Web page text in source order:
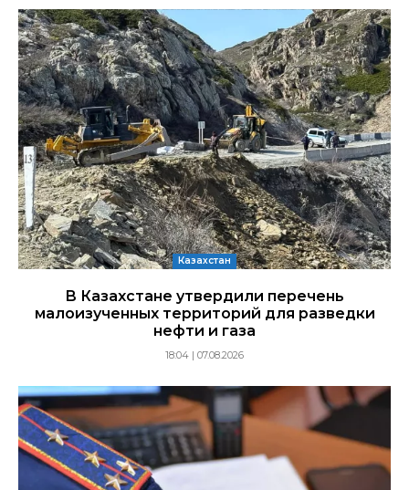
Казахстан
В Казахстане утвердили перечень
малоизученных территорий для разведки
нефти и газа
18:04 | 07.08.2026